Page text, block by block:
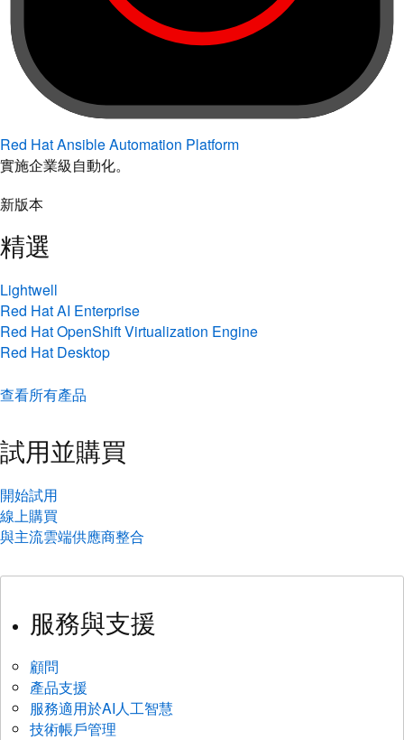
Red Hat Ansible Automation Platform
實施企業級自動化。
新版本
精選
Lightwell
Red Hat AI Enterprise
Red Hat OpenShift Virtualization Engine
Red Hat Desktop
查看所有產品
試用並購買
開始試用
線上購買
與主流雲端供應商整合
服務與支援
顧問
產品支援
服務適用於AI人工智慧
技術帳戶管理